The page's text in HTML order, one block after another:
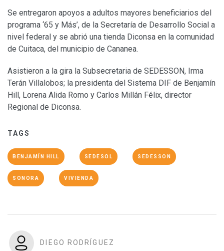
Se entregaron apoyos a adultos mayores beneficiarios del
programa ‘65 y Más’, de la Secretaría de Desarrollo Social a
nivel federal y se abrió una tienda Diconsa en la comunidad
de Cuitaca, del municipio de Cananea.
Asistieron a la gira la Subsecretaria de SEDESSON, Irma
Terán Villalobos; la presidenta del Sistema DIF de Benjamín
Hill, Lorena Alida Romo y Carlos Millán Félix, director
Regional de Diconsa.
TAGS
BENJAMÍN HILL SEDESOL SEDESSON
SONORA VIVIENDA
DIEGO RODRÍGUEZ